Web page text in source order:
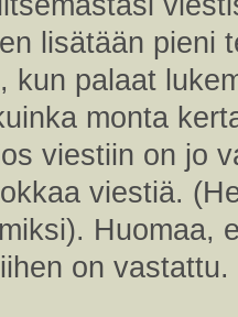
lisätään pieni
kun palaat
monta
viestiin on jo
viestiä.
Huomaa,
on vastattu.